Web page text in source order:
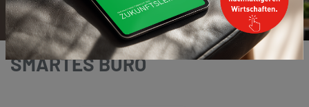
SMARTES BÜRO